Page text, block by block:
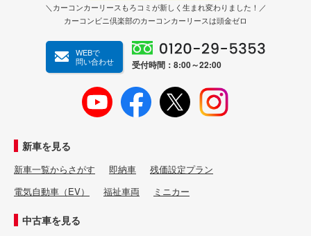
＼カーコンカーリースもろコミが新しく生まれ変わりました！／
カーコンビニ倶楽部のカーコンカーリースは頭金ゼロ
WEBで
問い合わせ
受付時間：8:00～22:00
新車を見る
新車一覧からさがす 即納車
残価設定プラン
電気自動車（EV）
福祉車両 ミニカー
中古車を見る